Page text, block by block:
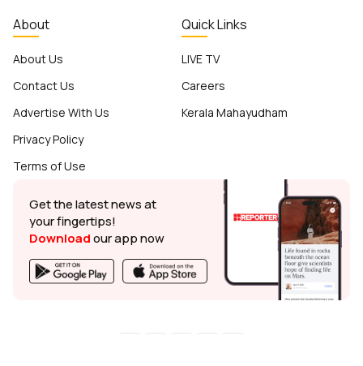
About
About Us
Contact Us
Advertise With Us
Privacy Policy
Terms of Use
Quick Links
LIVE TV
Careers
Kerala Mahayudham
Get the latest news at
your fingertips!
Downloadour app now